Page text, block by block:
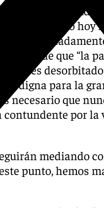
asunto de ciudad
por ello hoy
y añade que “la
digna para la
necesario que
contundente por
mediando
punto, hemos